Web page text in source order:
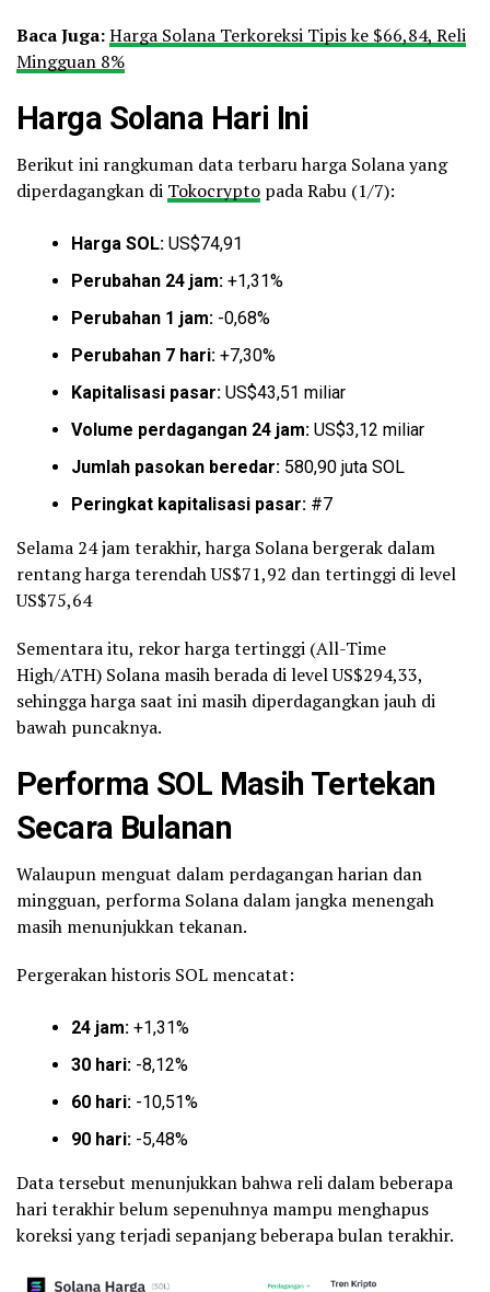
Baca Juga:Harga Solana Terkoreksi Tipis ke $66,84, Reli
Mingguan 8%
Harga Solana Hari Ini
Berikut ini rangkuman data terbaru harga Solana yang
diperdagangkan di Tokocrypto pada Rabu (1/7):
Harga SOL: US$74,91
Perubahan 24 jam: +1,31%
Perubahan 1 jam: -0,68%
Perubahan 7 hari: +7,30%
Kapitalisasi pasar: US$43,51 miliar
Volume perdagangan 24 jam: US$3,12 miliar
Jumlah pasokan beredar: 580,90 juta SOL
Peringkat kapitalisasi pasar: #7
Selama 24 jam terakhir, harga Solana bergerak dalam
rentang harga terendah US$71,92 dan tertinggi di level
US$75,64
Sementara itu, rekor harga tertinggi (All-Time
High/ATH) Solana masih berada di level US$294,33,
sehingga harga saat ini masih diperdagangkan jauh di
bawah puncaknya.
Performa SOL Masih Tertekan
Secara Bulanan
Walaupun menguat dalam perdagangan harian dan
mingguan, performa Solana dalam jangka menengah
masih menunjukkan tekanan.
Pergerakan historis SOL mencatat:
24 jam: +1,31%
30 hari: -8,12%
60 hari: -10,51%
90 hari: -5,48%
Data tersebut menunjukkan bahwa reli dalam beberapa
hari terakhir belum sepenuhnya mampu menghapus
koreksi yang terjadi sepanjang beberapa bulan terakhir.